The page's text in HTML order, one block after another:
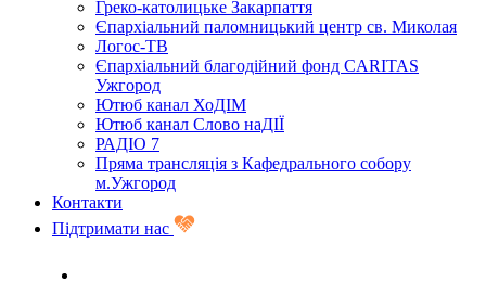
Греко-католицьке Закарпаття
Єпархіальний паломницький центр св. Миколая
Логос-ТВ
Єпархіальний благодійний фонд CARITAS
Ужгород
Ютюб канал ХоДІМ
Ютюб канал Слово наДІЇ
РАДІО 7
Пряма трансляція з Кафедрального собору
м.Ужгород
Контакти
Підтримати нас